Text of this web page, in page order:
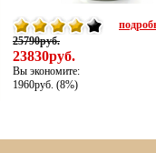
25790руб.
23830руб.
Вы экономите:
1960руб. (8%)